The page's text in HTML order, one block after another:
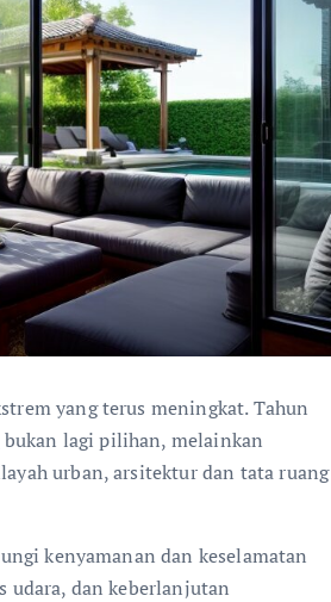
yang terus meningkat. Tahun
bukan lagi pilihan, melainkan
urban, arsitektur dan tata ruang
kenyamanan dan keselamatan
udara, dan keberlanjutan